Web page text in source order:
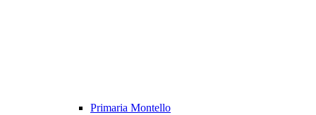
Primaria Montello